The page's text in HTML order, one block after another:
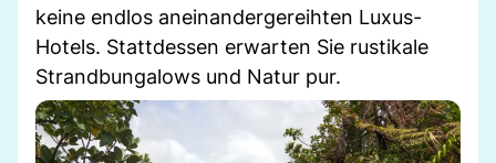
keine endlos aneinandergereihten Luxus-
Hotels. Stattdessen erwarten Sie rustikale
Strandbungalows und Natur pur.